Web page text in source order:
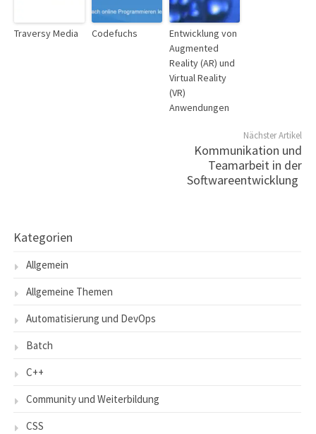
Traversy Media Codefuchs
Entwicklung von
Augmented
Reality (AR) und
Virtual Reality
(VR)
Anwendungen
Nächster Artikel
Kommunikation und
Teamarbeit in der
Softwareentwicklung
Kategorien
Allgemein
Allgemeine Themen
Automatisierung und DevOps
Batch
C++
Community und Weiterbildung
CSS